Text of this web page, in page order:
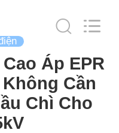
Áp EPR
Cần
Chì Cho